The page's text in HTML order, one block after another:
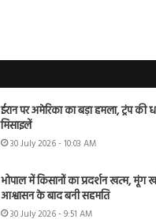
ईरान पर अमेरिका का बड़ा हमला, ट्रंप
मिसाइलें
30 July 2026 - 10:03 AM
भोपाल में किसानों का प्रदर्शन खत्म, मूंग
आश्वासन के बाद बनी सहमति
30 July 2026 - 9:51 AM